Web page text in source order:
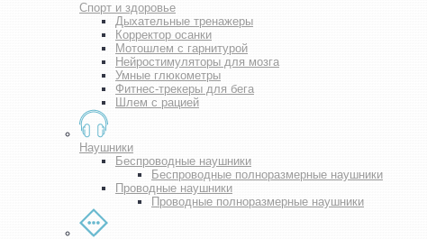
Спорт и здоровье
Дыхательные тренажеры
Корректор осанки
Мотошлем с гарнитурой
Нейростимуляторы для мозга
Умные глюкометры
Фитнес-трекеры для бега
Шлем с рацией
Наушники
Беспроводные наушники
Беспроводные полноразмерные наушники
Проводные наушники
Проводные полноразмерные наушники